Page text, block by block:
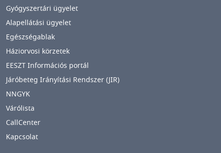
Gyógyszertári ügyelet
Alapellátási ügyelet
Egészségablak
Háziorvosi körzetek
EESZT Információs portál
Járóbeteg Irányítási Rendszer (JIR)
NNGYK
Várólista
CallCenter
Kapcsolat